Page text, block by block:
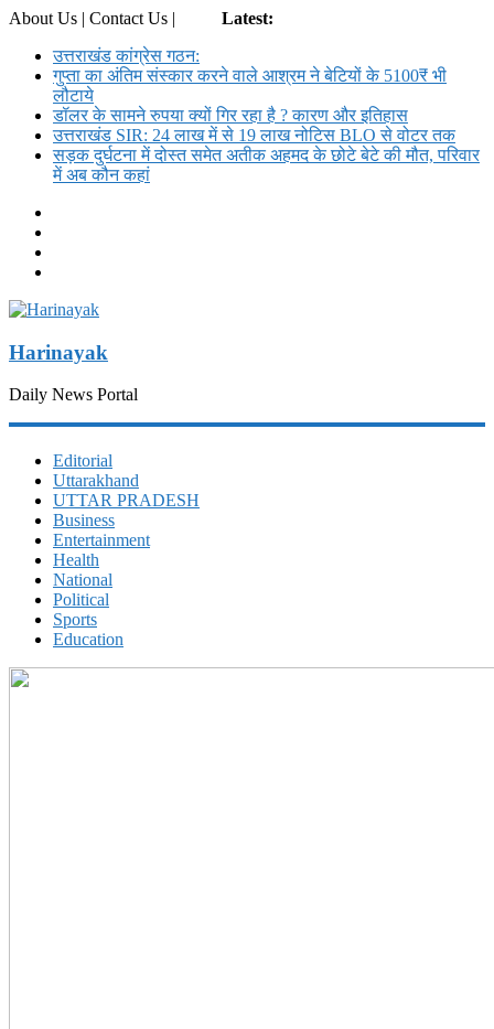
About Us | Contact Us |
Latest:
उत्तराखंड कांग्रेस गठन:
गुप्ता का अंतिम संस्कार करने वाले आश्रम ने बेटियों के 5100₹ भी
लौटाये
डॉलर के सामने रुपया क्यों गिर रहा है ? कारण और इतिहास
उत्तराखंड SIR: 24 लाख में से 19 लाख नोटिस BLO से वोटर तक
सड़क दुर्घटना में दोस्त समेत अतीक अहमद के छोटे बेटे की मौत, परिवार
में अब कौन कहां
Harinayak
Daily News Portal
Editorial
Uttarakhand
UTTAR PRADESH
Business
Entertainment
Health
National
Political
Sports
Education